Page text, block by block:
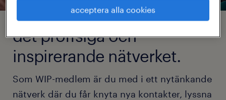
det proffsiga och
inspirerande nätverket.
Som WIP-medlem är du med i ett nytänkande
nätverk där du får knyta nya kontakter, lyssna
acceptera alla cookies